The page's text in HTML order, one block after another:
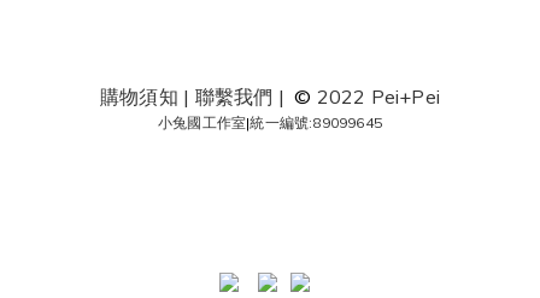
購物須知 | 聯繫我們 |© 2022 Pei+Pei
小兔國工作室|統一編號:89099645